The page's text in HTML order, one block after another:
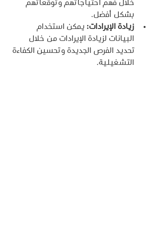
خلال فهم احتياجاتهم وتوقعاتهم
بشكل أفضل.
زيادة الإيرادات: يمكن استخدام
البيانات لزيادة الإيرادات من خلال
تحديد الفرص الجديدة وتحسين الكفاءة
التشغيلية.